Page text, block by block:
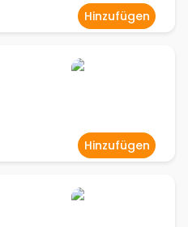
Hinzufügen
Hinzufügen